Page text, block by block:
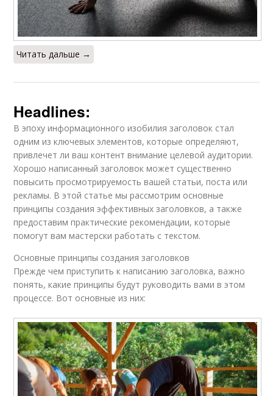
Читать дальше →
Headlines:
В эпоху информационного изобилия заголовок стал
одним из ключевых элементов, которые определяют,
привлечет ли ваш контент внимание целевой аудитории.
Хорошо написанный заголовок может существенно
повысить просмотрируемость вашей статьи, поста или
рекламы. В этой статье мы рассмотрим основные
принципы создания эффективных заголовков, а также
предоставим практические рекомендации, которые
помогут вам мастерски работать с текстом.
Основные принципы создания заголовков
Прежде чем приступить к написанию заголовка, важно
понять, какие принципы будут руководить вами в этом
процессе. Вот основные из них: